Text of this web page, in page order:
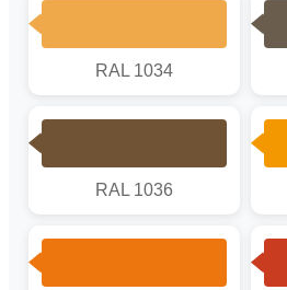
RAL 1034
RAL 1036